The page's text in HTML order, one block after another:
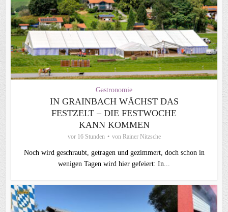
Gastronomie
IN GRAINBACH WÄCHST DAS
FESTZELT – DIE FESTWOCHE
KANN KOMMEN
vor 16 Stunden von Rainer Nitzsche
Noch wird geschraubt, getragen und gezimmert, doch schon in
wenigen Tagen wird hier gefeiert: In...